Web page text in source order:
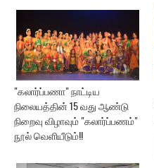
"கலார்ப்பணா" நாட்டிய
நிலையத்தின் 15 வது ஆண்டு
நிறைவு விழாவும் "கலார்ப்பணம்"
நூல் வெளியீடும்!!